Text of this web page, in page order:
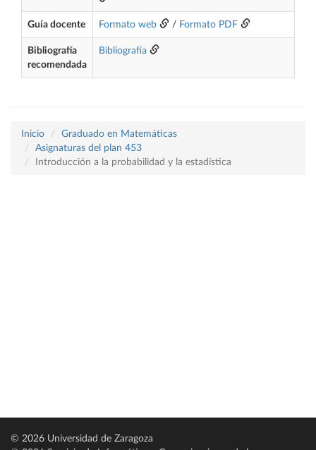
Guía docente Formato web / Formato PDF
Bibliografía
recomendada
Bibliografía
Inicio
Graduado en Matemáticas
Asignaturas del plan 453
Introducción a la probabilidad y la estadística
© 2026 Universidad de Zaragoza